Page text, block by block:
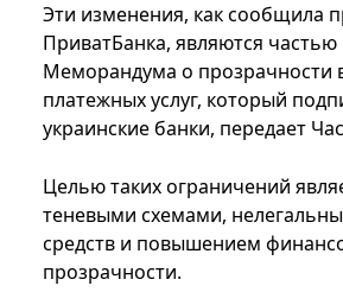
Эти изменения, как сообщила
ПриватБанка, являются
Меморандума о прозрачности
платежных услуг, который
украинские банки, передает
Целью таких ограничений
теневыми схемами,
средств и повышением
прозрачности.